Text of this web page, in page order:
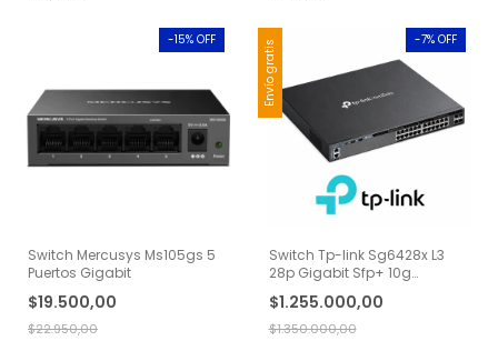
Switch Mercusys Ms105gs 5
Puertos Gigabit
$19.500,00
-15% OFF
$22.950,00
Envío gratis
Switch Tp-link Sg6428x L3
28p Gigabit Sfp+ 10g
$1.255.000,00
-7% OFF
$1.350.000,00